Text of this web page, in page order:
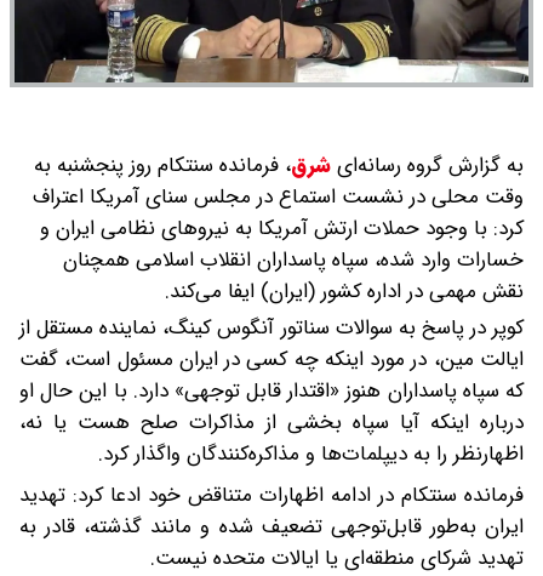
به گزارش گروه رسانه‌ایشرق، فرمانده سنتکام روز پنجشنبه به
وقت محلی در نشست استماع در مجلس سنای آمریکا اعتراف
کرد: با وجود حملات ارتش آمریکا به نیروهای نظامی ایران و
خسارات وارد شده، سپاه پاسداران انقلاب اسلامی همچنان
نقش مهمی در اداره کشور (ایران) ایفا می‌کند.
کوپر در پاسخ به سوالات سناتور آنگوس کینگ، نماینده مستقل از
ایالت مین، در مورد اینکه چه کسی در ایران مسئول است، گفت
که سپاه پاسداران هنوز «اقتدار قابل توجهی» دارد. با این حال او
درباره اینکه آیا سپاه بخشی از مذاکرات صلح هست یا نه،
اظهارنظر را به دیپلمات‌ها و مذاکره‌کنندگان واگذار کرد.
فرمانده سنتکام در ادامه اظهارات متناقض خود ادعا کرد: تهدید
ایران به‌طور قابل‌توجهی تضعیف شده و مانند گذشته، قادر به
تهدید شرکای منطقه‌ای یا ایالات متحده نیست.